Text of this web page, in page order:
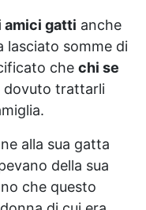
amici gatti anche
lasciato somme di
che chi se
dovuto trattarli
alla sua gatta
della sua
che questo